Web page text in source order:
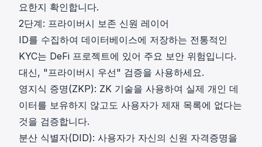
요한지 확인합니다.
2단계: 프라이버시 보존 신원 레이어
ID를 수집하여 데이터베이스에 저장하는 전통적인
KYC는 DeFi 프로젝트에 있어 주요 보안 위험입니다.
대신, "프라이버시 우선" 검증을 사용하세요.
영지식 증명(ZKP): ZK 기술을 사용하여 실제 개인 데
이터를 보유하지 않고도 사용자가 제재 목록에 없다는
것을 검증합니다.
분산 식별자(DID): 사용자가 자신의 신원 자격증명을